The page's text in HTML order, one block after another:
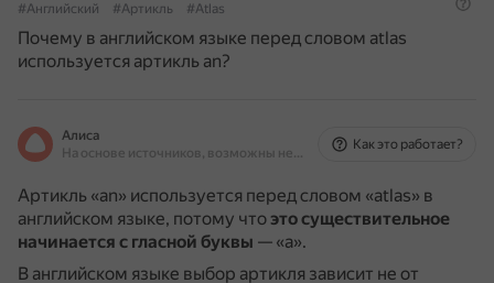
#Английский
#Артикль #Atlas
Почему в английском языке перед словом atlas
используется артикль an?
Алиса
На основе источников, возможны неточности
Как это работает?
Артикль «an» используется перед словом «atlas» в
английском языке, потому что это существительное
начинается с гласной буквы — «a».
В английском языке выбор артикля зависит не от